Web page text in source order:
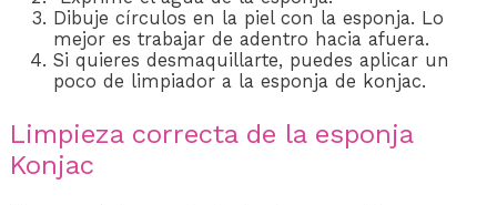
Dibuje círculos en la piel con la esponja. Lo
mejor es trabajar de adentro hacia afuera.
Si quieres desmaquillarte, puedes aplicar un
poco de limpiador a la esponja de konjac.
Limpieza correcta de la esponja
Konjac